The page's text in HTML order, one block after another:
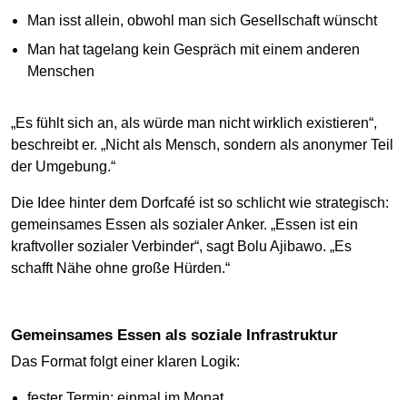
Man isst allein, obwohl man sich Gesellschaft wünscht
Man hat tagelang kein Gespräch mit einem anderen
Menschen
„Es fühlt sich an, als würde man nicht wirklich existieren“,
beschreibt er. „Nicht als Mensch, sondern als anonymer Teil
der Umgebung.“
Die Idee hinter dem Dorfcafé ist so schlicht wie strategisch:
gemeinsames Essen als sozialer Anker. „Essen ist ein
kraftvoller sozialer Verbinder“, sagt Bolu Ajibawo. „Es
schafft Nähe ohne große Hürden.“
Gemeinsames Essen als soziale Infrastruktur
Das Format folgt einer klaren Logik: